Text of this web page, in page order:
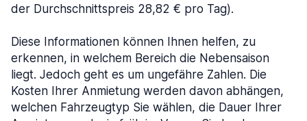
der Durchschnittspreis 28,82 € pro Tag).
Diese Informationen können Ihnen helfen, zu
erkennen, in welchem Bereich die Nebensaison
liegt. Jedoch geht es um ungefähre Zahlen. Die
Kosten Ihrer Anmietung werden davon abhängen,
welchen Fahrzeugtyp Sie wählen, die Dauer Ihrer